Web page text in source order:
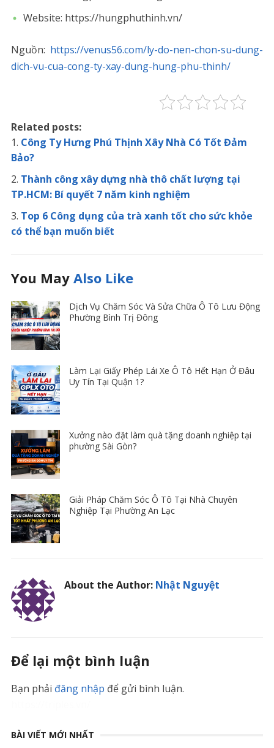
Website: https://hungphuthinh.vn/
Nguồn: https://venus56.com/ly-do-nen-chon-su-dung-
dich-vu-cua-cong-ty-xay-dung-hung-phu-thinh/
Related posts:
Công Ty Hưng Phú Thịnh Xây Nhà Có Tốt Đảm
Bảo?
Thành công xây dựng nhà thô chất lượng tại
TP.HCM: Bí quyết 7 năm kinh nghiệm
Top 6 Công dụng của trà xanh tốt cho sức khỏe
có thể bạn muốn biết
You May Also Like
Dịch Vụ Chăm Sóc Và Sửa Chữa Ô Tô Lưu Động
Phường Bình Trị Đông
Làm Lại Giấy Phép Lái Xe Ô Tô Hết Hạn Ở Đâu
Uy Tín Tại Quận 1?
Xưởng nào đặt làm quà tặng doanh nghiệp tại
phường Sài Gòn?
Giải Pháp Chăm Sóc Ô Tô Tại Nhà Chuyên
Nghiệp Tại Phường An Lạc
About the Author: Nhật Nguyệt
Để lại một bình luận
Bạn phải đăng nhập để gửi bình luận.
BÀI VIẾT MỚI NHẤT